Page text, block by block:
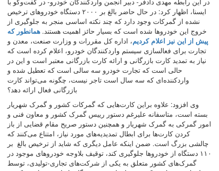
ایسنا، اظهار کرد: در حال حاضر بالغ بر ۲۰۰۰ دستگاه خودروهای ترخیص
نشده از گمرکات وجود دارد که چند نکته اساسی منجر به جلوگیری از
خروج این خودروها شده است که بسیار حائز اهمیت هستند. همانطور که
پیش از این نیز اعلام کردیم، اداره کل مقررات و وزارت صنعت، معدن و
تجارت برای فعالسازی سیستم واردکنندگان خودرو، اعلام کرده است که
نیاز به تمدید کارت بازرگانی و ارائه کارت بازرگانی معتبر است و این در
حالی است که تجارت خودرو سه سالی است که تعطیل شده و
واردکننده‌ای که سه سال است تاجر نیست، چگونه می‌تواند کارت
بازرگانی فعال ارائه دهد؟
وی افزود: علاوه براین کارت‌هایی که گمرکات کشور و گمرک شهریار
بسته است، متاسفانه علیرغم دستور رییس گمرک کشور و معاون فنی و
امور گمرکی به گمرک شهریار و همچنین دستور صریح مقام قضایی از باز
کردن کارت‌ها برای ابطال تمدیدیه‌های مورد نیاز، امتناع می‌کنند که
چالشی بزرگ است. ضمن اینکه عامل دیگری که شاید از ترخیص بالغ بر
۱۱۰ دستگاه از خودروها جلوگیری کند، توقیف بلاوجه خودروهای موجود در
گمرک‌های کشور متعلق به یکی از شرکت‌های تجاری-تولیدی، توسط